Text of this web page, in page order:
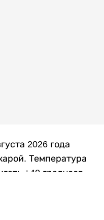
2026 года
Температура
+40 градусов,